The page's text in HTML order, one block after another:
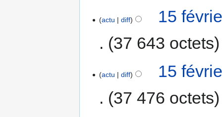
actu diff
15
37 643 octets
actu diff
15
37 476 octets